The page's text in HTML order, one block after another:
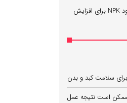
راهنمای کامل زمان و نحوه مصرف کود NPK برای افزایش
سلامت کبد و بدن
ممکن است نتیجه عمل